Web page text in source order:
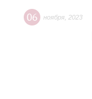
06 ноября 2023